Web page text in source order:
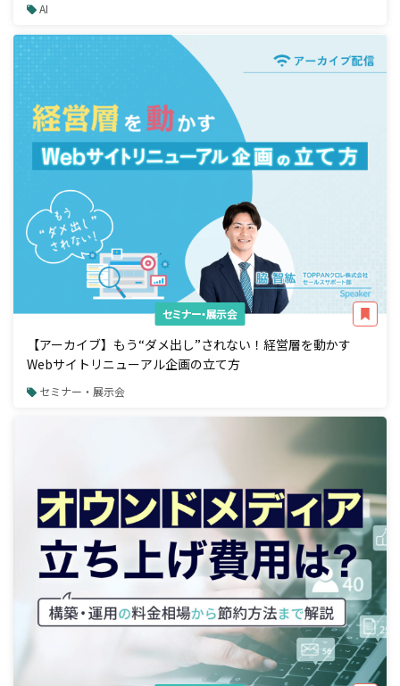
AI
セミナー・展示会
【アーカイブ】もう“ダメ出し”されない！経営層を動かす
Webサイトリニューアル企画の立て方
セミナー・展示会